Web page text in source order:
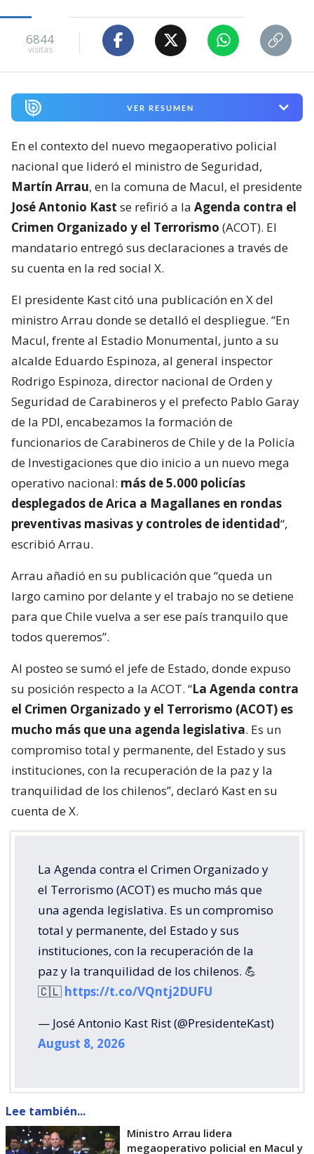
6844
visitas
VER RESUMEN
En el contexto del nuevo megaoperativo policial
nacional que lideró el ministro de Seguridad,
Martín Arrau, en la comuna de Macul, el presidente
José Antonio Kast se refirió a la Agenda contra el
Crimen Organizado y el Terrorismo (ACOT). El
mandatario entregó sus declaraciones a través de
su cuenta en la red social X.
El presidente Kast citó una publicación en X del
ministro Arrau donde se detalló el despliegue. “En
Macul, frente al Estadio Monumental, junto a su
alcalde Eduardo Espinoza, al general inspector
Rodrigo Espinoza, director nacional de Orden y
Seguridad de Carabineros y el prefecto Pablo Garay
de la PDI, encabezamos la formación de
funcionarios de Carabineros de Chile y de la Policía
de Investigaciones que dio inicio a un nuevo mega
operativo nacional: más de 5.000 policías
desplegados de Arica a Magallanes en rondas
preventivas masivas y controles de identidad“,
escribió Arrau.
Arrau añadió en su publicación que “queda un
largo camino por delante y el trabajo no se detiene
para que Chile vuelva a ser ese país tranquilo que
todos queremos”.
Al posteo se sumó el jefe de Estado, donde expuso
su posición respecto a la ACOT. “La Agenda contra
el Crimen Organizado y el Terrorismo (ACOT) es
mucho más que una agenda legislativa. Es un
compromiso total y permanente, del Estado y sus
instituciones, con la recuperación de la paz y la
tranquilidad de los chilenos”, declaró Kast en su
cuenta de X.
La Agenda contra el Crimen Organizado y
el Terrorismo (ACOT) es mucho más que
una agenda legislativa. Es un compromiso
total y permanente, del Estado y sus
instituciones, con la recuperación de la
paz y la tranquilidad de los chilenos. 💪
🇨🇱 https://t.co/VQntj2DUFU
— José Antonio Kast Rist (@PresidenteKast)
August 8, 2026
Lee también...
Ministro Arrau lidera
megaoperativo policial en Macul y